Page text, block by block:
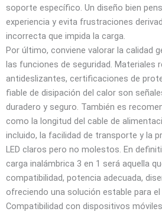
soporte específico. Un diseño bien
experiencia y evita frustraciones
incorrecta que impida la carga.
Por último, conviene valorar la calidad
las funciones de seguridad. Materiales
antideslizantes, certificaciones de
fiable de disipación del calor son
duradero y seguro. También es
como la longitud del cable de
incluido, la facilidad de transporte y la
LED claros pero no molestos. En
carga inalámbrica 3 en 1 será aquella
compatibilidad, potencia adecuada,
ofreciendo una solución estable para el
Compatibilidad con dispositivos